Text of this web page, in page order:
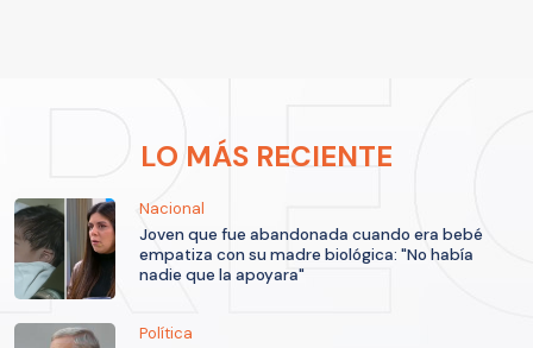
LO MÁS RECIENTE
Nacional
Joven que fue abandonada cuando era bebé
empatiza con su madre biológica: "No había
nadie que la apoyara"
Política